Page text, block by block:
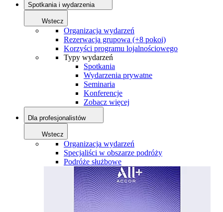
Spotkania i wydarzenia
Wstecz
Organizacja wydarzeń
Rezerwacja grupowa (+8 pokoi)
Korzyści programu lojalnościowego
Typy wydarzeń
Spotkania
Wydarzenia prywatne
Seminaria
Konferencje
Zobacz więcej
Dla profesjonalistów
Wstecz
Organizacja wydarzeń
Specjaliści w obszarze podróży
Podróże służbowe